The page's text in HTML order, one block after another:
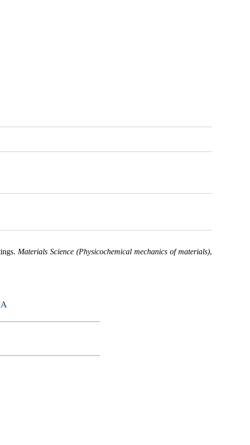
Materials Science (Physicochemical mechanics of materials),